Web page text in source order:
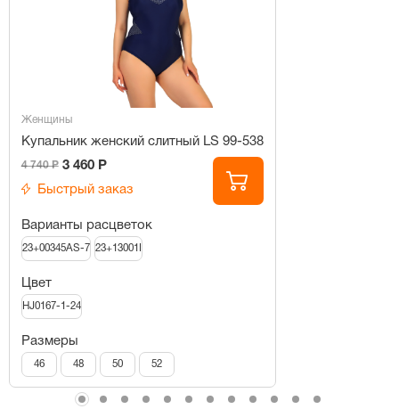
Женщины
Купальник женский слитный LS 99-538
4 740 Р 3 460 Р
Быстрый заказ
Варианты расцветок
23+00345AS-7 23+13001I
Цвет
HJ0167-1-24
Размеры
46 48 50 52